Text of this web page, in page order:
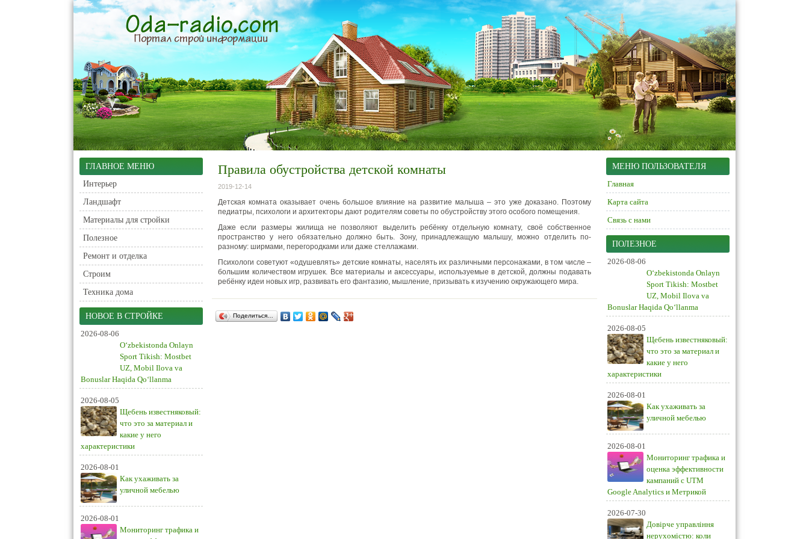
ГЛАВНОЕ МЕНЮ
Интерьер
Ландшафт
Материалы для стройки
Полезное
Ремонт и отделка
Строим
Техника дома
НОВОЕ В СТРОЙКЕ
2026-08-06
O‘zbekistonda Onlayn
Sport Tikish: Mostbet
UZ, Mobil Ilova va
Bonuslar Haqida Qo‘llanma
2026-08-05
Щебень известняковый:
что это за материал и
какие у него
характеристики
2026-08-01
Как ухаживать за
уличной мебелью
2026-08-01
Мониторинг трафика и
Правила обустройства детской комнаты
2019-12-14
Детская комната оказывает очень большое влияние на развитие малыша – это уже доказано.Поэтому
педиатры, психологи и архитекторы дают родителям советы по обустройству этого особого помещения.
Даже если размеры жилища не позволяют выделить ребёнку отдельную комнату, своё собственное
пространство у него обязательно должно быть. Зону, принадлежащую малышу, можно отделить по-
разному: ширмами, перегородками или даже стеллажами.
Психологи советуют «одушевлять» детские комнаты, населять их различными персонажами, в том числе –
большим количеством игрушек. Все материалы и аксессуары, используемые в детской, должны подавать
ребёнку идеи новых игр, развивать его фантазию, мышление, призывать к изучению окружающего мира.
Поделиться…
МЕНЮ ПОЛЬЗОВАТЕЛЯ
Главная
Карта сайта
Связь с нами
ПОЛЕЗНОЕ
2026-08-06
O‘zbekistonda Onlayn
Sport Tikish: Mostbet
UZ, Mobil Ilova va
Bonuslar Haqida Qo‘llanma
2026-08-05
Щебень известняковый:
что это за материал и
какие у него
характеристики
2026-08-01
Как ухаживать за
уличной мебелью
2026-08-01
Мониторинг трафика и
оценка эффективности
кампаний с UTM
Google Analytics и Метрикой
2026-07-30
Довірче управління
нерухомістю: коли